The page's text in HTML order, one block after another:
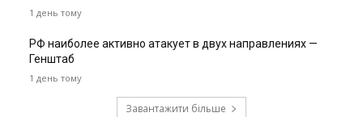
1 день тому
РФ наиболее активно атакует в двух направлениях —
Генштаб
1 день тому
Завантажити більше